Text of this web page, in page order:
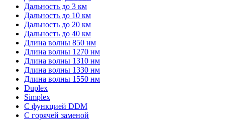
Дальность до 3 км
Дальность до 10 км
Дальность до 20 км
Дальность до 40 км
Длина волны 850 нм
Длина волны 1270 нм
Длина волны 1310 нм
Длина волны 1330 нм
Длина волны 1550 нм
Duplex
Simplex
С функцией DDM
С горячей заменой